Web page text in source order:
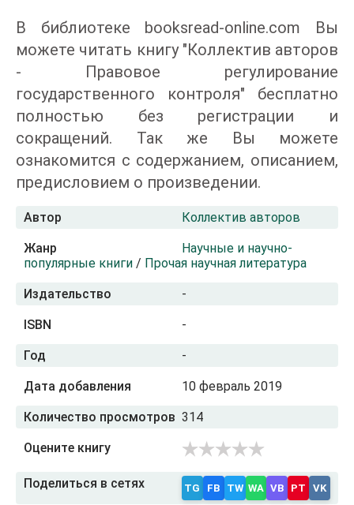
В библиотеке booksread-online.com Вы
можете читать книгу "Коллектив авторов
- Правовое регулирование
государственного контроля" бесплатно
полностью без регистрации и
сокращений. Так же Вы можете
ознакомится с содержанием, описанием,
предисловием о произведении.
Автор Коллектив авторов
Жанр
Научные и научно-
популярные книги / Прочая научная литература
Издательство -
ISBN -
Год -
Дата добавления 10 февраль 2019
Количество просмотров 314
Оцените книгу
Поделиться в сетях TG FB TW WA VB PT VK